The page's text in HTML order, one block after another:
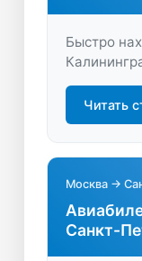
Быстро
перелета.
экономией!
Читать
Москва →
Санкт-